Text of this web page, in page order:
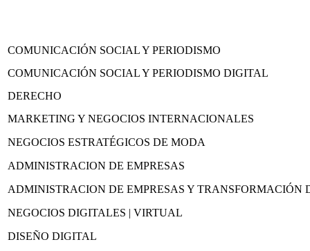
COMUNICACIÓN SOCIAL Y PERIODISMO
COMUNICACIÓN SOCIAL Y PERIODISMO DIGITAL
DERECHO
MARKETING Y NEGOCIOS INTERNACIONALES
NEGOCIOS ESTRATÉGICOS DE MODA
ADMINISTRACION DE EMPRESAS
ADMINISTRACION DE EMPRESAS Y TRANSFORMACIÓN
NEGOCIOS DIGITALES | VIRTUAL
DISEÑO DIGITAL